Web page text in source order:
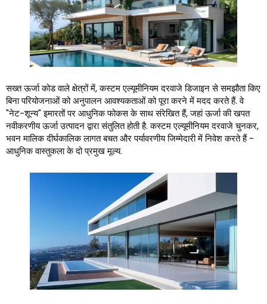
सख्त ऊर्जा कोड वाले क्षेत्रों में, कस्टम एल्यूमीनियम दरवाजे डिजाइन से समझौता किए
बिना परियोजनाओं को अनुपालन आवश्यकताओं को पूरा करने में मदद करते हैं. वे
"नेट-शून्य" इमारतों पर आधुनिक फोकस के साथ संरेखित हैं, जहां ऊर्जा की खपत
नवीकरणीय ऊर्जा उत्पादन द्वारा संतुलित होती है. कस्टम एल्यूमीनियम दरवाजे चुनकर,
भवन मालिक दीर्घकालिक लागत बचत और पर्यावरणीय जिम्मेदारी में निवेश करते हैं -
आधुनिक वास्तुकला के दो प्रमुख मूल्य.